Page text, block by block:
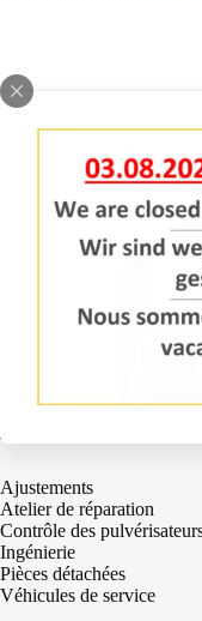
Contact
Bomenlaan 2
4043 KD Opheusden
+31 (0)488 – 442828
Ajustements
Atelier de réparation
Contrôle des
Ingénierie
Pièces détachées
Véhicules de service